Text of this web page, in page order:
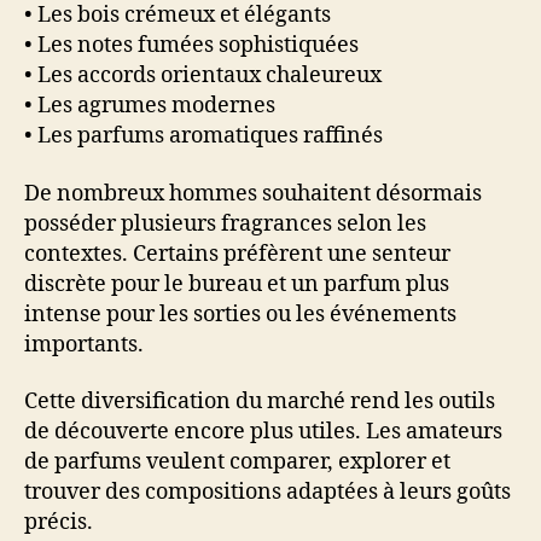
• Les bois crémeux et élégants
• Les notes fumées sophistiquées
• Les accords orientaux chaleureux
• Les agrumes modernes
• Les parfums aromatiques raffinés
De nombreux hommes souhaitent désormais
posséder plusieurs fragrances selon les
contextes. Certains préfèrent une senteur
discrète pour le bureau et un parfum plus
intense pour les sorties ou les événements
importants.
Cette diversification du marché rend les outils
de découverte encore plus utiles. Les amateurs
de parfums veulent comparer, explorer et
trouver des compositions adaptées à leurs goûts
précis.